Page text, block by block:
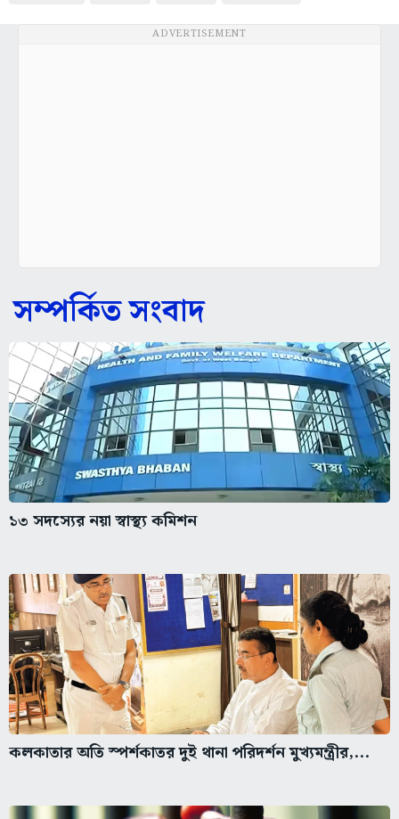
ADVERTISEMENT
সম্পর্কিত সংবাদ
১৩ সদস্যের নয়া স্বাস্থ্য কমিশন
কলকাতার অতি স্পর্শকাতর দুই থানা পরিদর্শন মুখ্যমন্ত্রীর,...